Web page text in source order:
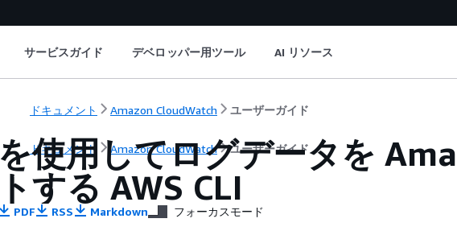
サービスガイド デベロッパー用ツール AI リソース
ドキュメント Amazon CloudWatch ユーザーガイド
ドキュメント Amazon CloudWatch ユーザーガイド
を使用してログデータを
トする AWS CLI
PDF RSS Markdown フォーカスモード